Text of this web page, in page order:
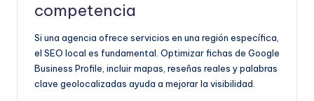
competencia
Si una agencia ofrece servicios en una región específica,
el SEO local es fundamental. Optimizar fichas de Google
Business Profile, incluir mapas, reseñas reales y palabras
clave geolocalizadas ayuda a mejorar la visibilidad.